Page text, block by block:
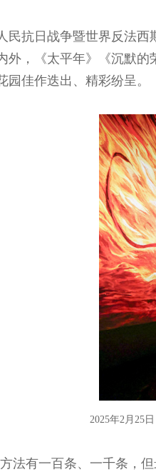
民抗日战争暨世界反法
外，《太平年》《沉默
园佳作迭出、精彩纷呈。
2025年2月25
法有一百条、一千条，